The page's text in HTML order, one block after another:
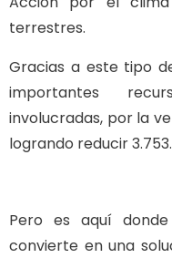
terrestres.
Gracias a este tipo
importantes
involucradas, por la
logrando reducir
Pero es aquí
convierte en una